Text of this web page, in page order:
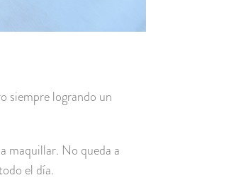
siempre logrando un
maquillar. No queda a
el día.